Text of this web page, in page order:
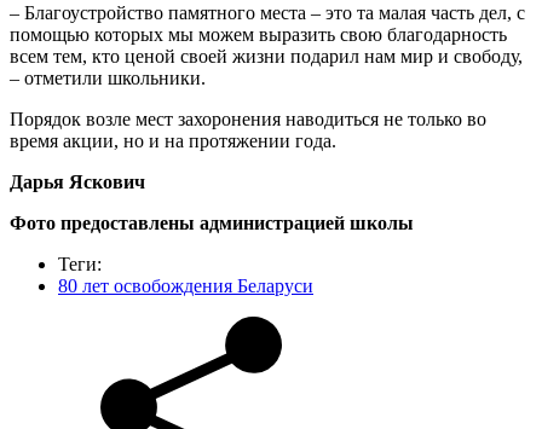
– Благоустройство памятного места – это та малая часть дел, с
помощью которых мы можем выразить свою благодарность
всем тем, кто ценой своей жизни подарил нам мир и свободу,
– отметили школьники.
Порядок возле мест захоронения наводиться не только во
время акции, но и на протяжении года.
Дарья Яскович
Фото предоставлены администрацией школы
Теги:
80 лет освобождения Беларуси